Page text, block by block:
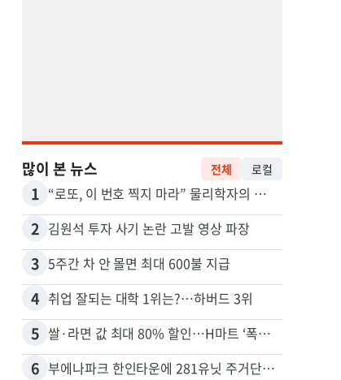
많이 본 뉴스 전체 로컬
1 “로또, 이 번호 찍지 마라” 물리학자의 당첨금 높이는 비밀
2 김원석 투자 사기 논란 고발 영상 파장
3 5주간 차 안 몰면 최대 600불 지급
4 취업 잘되는 대학 1위는?…하버드 3위
5 쌀·라면 값 최대 80% 할인…H마트 ‘폭탄 세일’
6 부에나파크 한인타운에 281유닛 주거단지 들어선다